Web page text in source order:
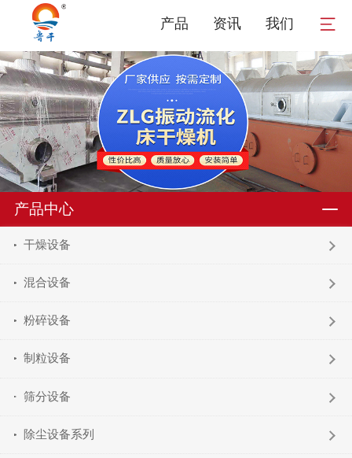
产品 资讯 我们
产品中心
干燥设备
混合设备
粉碎设备
制粒设备
筛分设备
除尘设备系列